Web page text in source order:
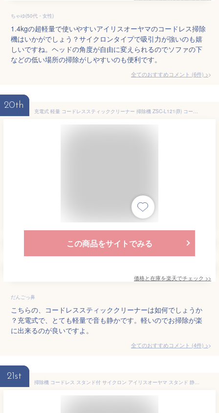
ちゃゆ(50代・女性)
1.4kgの超軽量で使いやすいアイリスオーヤマのコードレス掃除
機はいかがでしょう？サイクロンタイプで吸引力が強いのも嬉
しいですね。ヘッドの角度が自由に変えられるのでソファの下
などの低い場所の掃除がしやすいのも便利です。
全てのおすすめコメント (6件) >
20th
充電式 軽量 コードレススティッククリーナー 掃除機 ZSC-L121(B) コードレスクリーナー コードレス掃除機 ハンディクリーナー 日本電産製ブラシレスモーター 山善 YAMAZEN 【送料無料】
この商品をサイトでみる
価格と在庫を楽天でチェック >>
だんごっ鼻
こちらの、コードレススティッククリーナーは如何でしょうか
？充電式で、とても軽量で音も静かです。軽いのでお掃除が楽
に出来るのが良いですよ。
全てのおすすめコメント (4件) >
21st
掃除機 コードレス スタンド付 サイクロン アイリスオーヤマ スタンド 静電モップ サイクロン式 充電式 コードなし コード無 ハンディ 2way 軽量 コンパクト 黒 白 ブラック ホワイト SCD-185P SCD-185PM【選べる充電スタンド付】